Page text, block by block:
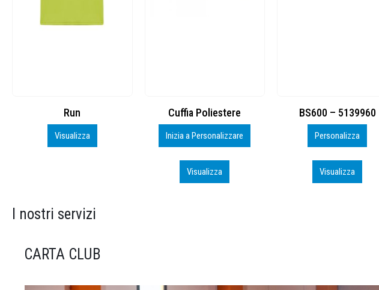
Cuffia Poliestere
Inizia a Personalizzare
BS600 – 5139960
Personalizza
Visualizza
Toppe ricamate in HD
Personalizza
Visualizza
I nostri servizi
CARTA CLUB